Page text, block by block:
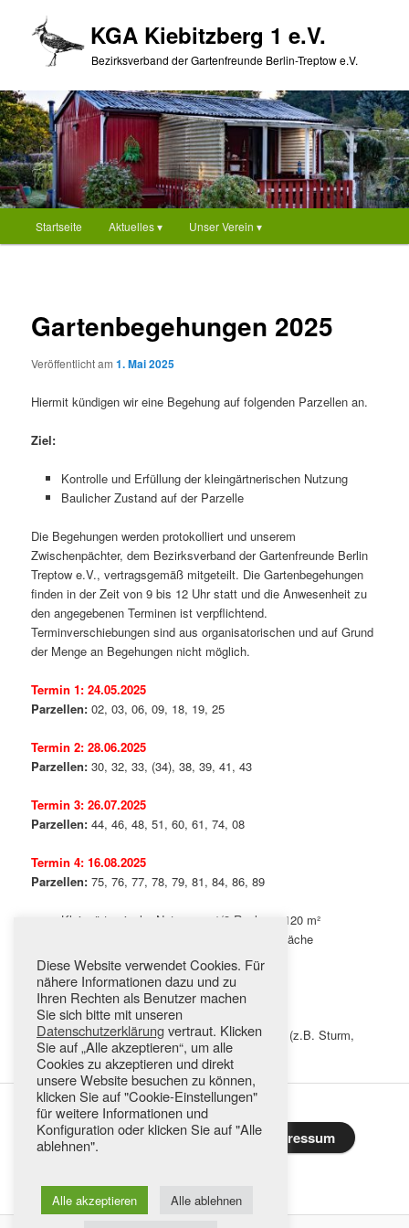
primären
KGA Kiebitzberg 1 e.V.
Bezirksverband der Gartenfreunde Berlin-Treptow e.V.
Startseite Aktuelles ▾ Unser Verein ▾
Gartenbegehungen 2025
Veröffentlicht am1. Mai 2025
Hiermit kündigen wir eine Begehung auf folgenden Parzellen an.
Ziel:
Kontrolle und Erfüllung der kleingärtnerischen Nutzung
Baulicher Zustand auf der Parzelle
Die Begehungen werden protokolliert und unserem
Zwischenpächter, dem Bezirksverband der Gartenfreunde Berlin
Treptow e.V., vertragsgemäß mitgeteilt. Die Gartenbegehungen
finden in der Zeit von 9 bis 12 Uhr statt und die Anwesenheit zu
den angegebenen Terminen ist verpflichtend.
Terminverschiebungen sind aus organisatorischen und auf Grund
der Menge an Begehungen nicht möglich.
Termin 1: 24.05.2025
Parzellen: 02, 03, 06, 09, 18, 19, 25
Termin 2: 28.06.2025
Parzellen: 30, 32, 33, (34), 38, 39, 41, 43
Termin 3:26.07.2025
Parzellen: 44, 46, 48, 51, 60, 61, 74, 08
Termin 4:16.08.2025
Parzellen: 75, 76, 77, 78, 79, 81, 84, 86, 89
Kleingärtnerische Nutzung – 1/3 Reglung, 120 m²
Beetfläche gesamt, 36m² Gemüse – Beetfläche
zusammenhängend
Heckenhöhe 125 cm
Illegal errichtete Baulichkeiten
Bitte beachatet, dass Termine witterungsbedingt (z.B. Sturm,
Starkregen etc.) verschoben werden können.
Datenschutz & Cookies Impressum
Diese Website verwendet Cookies. Für
nähere Informationen dazu und zu
Ihren Rechten als Benutzer machen
Sie sich bitte mit unseren
Datenschutzerklärungvertraut. Klicken
Sie auf „Alle akzeptieren“, um alle
Cookies zu akzeptieren und direkt
unsere Website besuchen zu können,
klicken Sie auf "Cookie-Einstellungen"
für weitere Informationen und
Konfiguration oder klicken Sie auf "Alle
ablehnen".
Alle akzeptieren
Alle ablehnen